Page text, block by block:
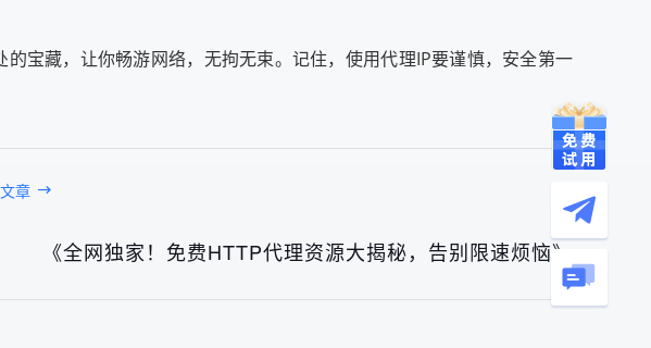
宝藏，让你畅游网络，无拘无束。记住，使用代理IP要谨慎，安全第一
章
《全网独家！免费HTTP代理资源大揭秘，告别限速烦恼》